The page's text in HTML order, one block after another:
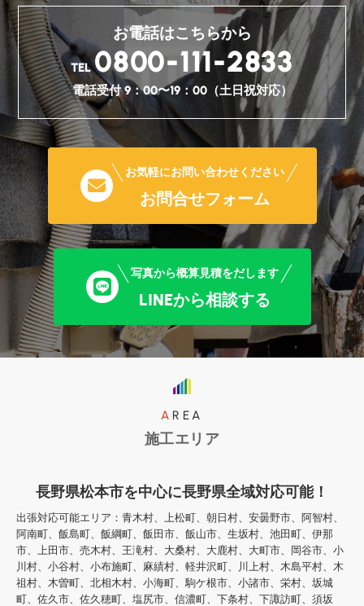
お電話はこちらから
TEL0800-111-2833
電話受付 9：00〜19：00（土日祝対応）
お気軽にお問い合わせください
お問合せフォーム
写真から概算見積をだします
LINEから相談する
AREA
施工エリア
長野県松本市を中心に長野県全域対応可能！
出張対応可能エリア：青木村、上松町、朝日村、安曇野市、阿智村、
阿南町、飯島町、飯綱町、飯田市、飯山市、生坂村、池田町、伊那
市、上田市、売木村、王滝村、大桑村、大鹿村、大町市、岡谷市、小
川村、小谷村、小布施町、麻績村、軽井沢町、川上村、木島平村、木
祖村、木曽町、北相木村、小海町、駒ケ根市、小諸市、栄村、坂城
町、佐久市、佐久穂町、塩尻市、信濃町、下条村、下諏訪町、須坂